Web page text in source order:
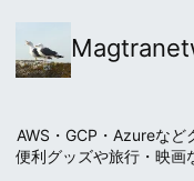
AWS・GCP・Azureなど
便利グッズや旅行・映画